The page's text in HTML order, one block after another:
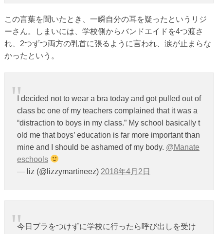
この言葉を聞いたとき、一瞬自分の耳を疑ったというリジ
ーさん。しまいには、学校側からバンドエイドを4つ渡さ
れ、2つずつ両方の乳首に張るように言われ、涙が止まらな
かったという。
I decided not to wear a bra today and got pulled out of
class bc one of my teachers complained that it was a
“distraction to boys in my class.” My school basically t
old me that boys’ education is far more important than
mine and I should be ashamed of my body. @Manate
eschools
— liz (@lizzymartineez) 2018年4月2日
今日ブラをつけずに学校に行ったら呼び出しを受け